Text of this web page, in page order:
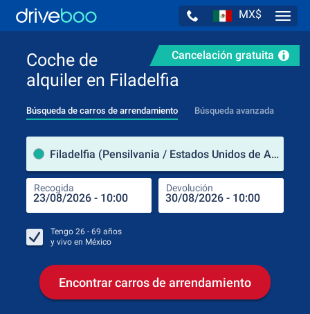
MX$
Cancelación gratuita
Coche de
alquiler en Filadelfia
Búsqueda de carros de arrendamiento Búsqueda avanzada
Filadelfia (Pensilvania / Estados Unidos de América)
Recogida Devolución
Tengo 26 - 69 años
y vivo en México
Encontrar carros de arrendamiento